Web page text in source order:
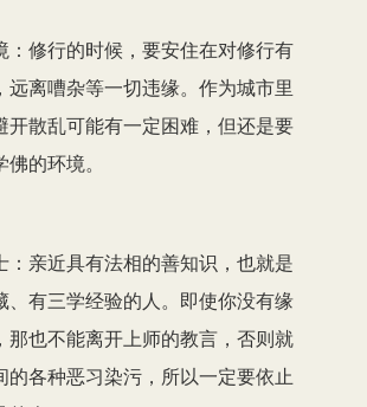
：修行的时候，要安住在对修行有
远离嘈杂等一切违缘。作为城市里
开散乱可能有一定困难，但还是要
的环境。
：亲近具有法相的善知识，也就是
、有三学经验的人。即使你没有缘
那也不能离开上师的教言，否则就
的各种恶习染污，所以一定要依止